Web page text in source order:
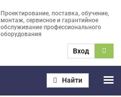
Проектирование, поставка, обучение,
монтаж, сервисное и гарантийное
обслуживание профессионального
оборудования
Вход
Найти